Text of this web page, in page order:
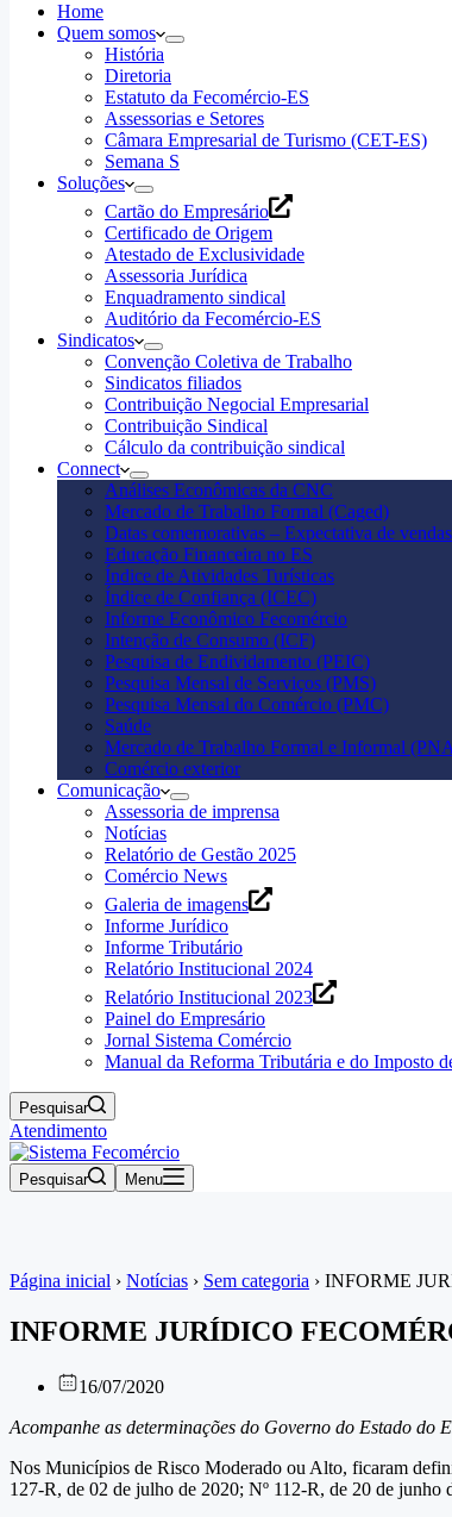
Home
Quem somos
História
Diretoria
Estatuto da Fecomércio-ES
Assessorias e Setores
Câmara Empresarial de Turismo (CET-ES)
Semana S
Soluções
Cartão do Empresário
Certificado de Origem
Atestado de Exclusividade
Assessoria Jurídica
Enquadramento sindical
Auditório da Fecomércio-ES
Sindicatos
Convenção Coletiva de Trabalho
Sindicatos filiados
Contribuição Negocial Empresarial
Contribuição Sindical
Cálculo da contribuição sindical
Connect
Análises Econômicas da CNC
Mercado de Trabalho Formal (Caged)
Datas comemorativas – Expectativa de vendas
Educação Financeira no ES
Índice de Atividades Turísticas
Índice de Confiança (ICEC)
Informe Econômico Fecomércio
Intenção de Consumo (ICF)
Pesquisa de Endividamento (PEIC)
Pesquisa Mensal de Serviços (PMS)
Pesquisa Mensal do Comércio (PMC)
Saúde
Mercado de Trabalho Formal e Informal
Comércio exterior
Comunicação
Assessoria de imprensa
Notícias
Relatório de Gestão 2025
Comércio News
Galeria de imagens
Informe Jurídico
Informe Tributário
Relatório Institucional 2024
Relatório Institucional 2023
Painel do Empresário
Jornal Sistema Comércio
Manual da Reforma Tributária e do Imposto
Pesquisar
Atendimento
Pesquisar Menu
Página inicial › Notícias › Sem categoria › INFORME
INFORME JURÍDICO
16/07/2020
Acompanhe as determinações do Governo do Estado do
Nos Municípios de Risco Moderado ou Alto, ficaram
127-R, de 02 de julho de 2020; Nº 112-R, de 20 de junho